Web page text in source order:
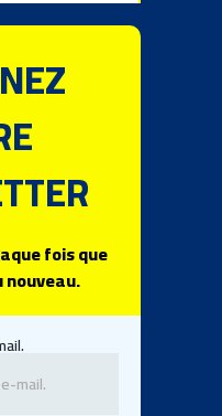
fois que
nouveau.